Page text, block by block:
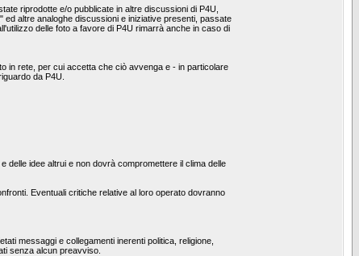
riprodotte e/o pubblicate in altre discussioni di P4U,
altre analoghe discussioni e iniziative presenti, passate
delle foto a favore di P4U rimarrà anche in caso di
in rete, per cui accetta che ciò avvenga e - in particolare
da P4U.
delle idee altrui e non dovrà compromettere il clima delle
Eventuali critiche relative al loro operato dovranno
messaggi e collegamenti inerenti politica, religione,
senza alcun preavviso.